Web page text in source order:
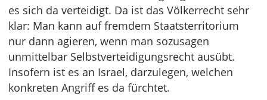
es sich da verteidigt. Da ist das Völkerrecht sehr
klar: Man kann auf fremdem Staatsterritorium
nur dann agieren, wenn man sozusagen
unmittelbar Selbstverteidigungsrecht ausübt.
Insofern ist es an Israel, darzulegen, welchen
konkreten Angriff es da fürchtet.